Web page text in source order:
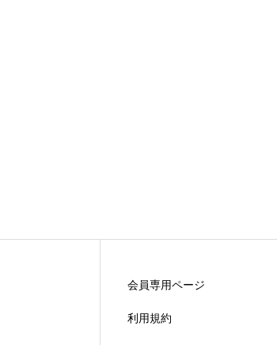
会員専用ページ
利用規約